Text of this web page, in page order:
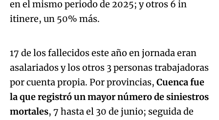
en el mismo periodo de 2025; y otros 6 in
itinere, un 50% más.Algo salió mal.
Try again
17 de los fallecidos este año en jornada eran
asalariados y los otros 3 personas trabajadoras
por cuenta propia. Por provincias, Cuenca fue
la que registró un mayor número de siniestros
mortales, 7 hasta el 30 de junio; seguida de